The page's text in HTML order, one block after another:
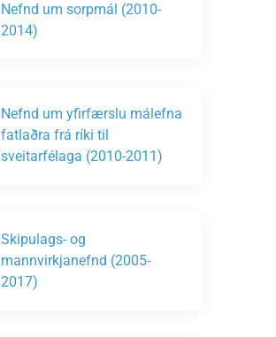
Nefnd um sorpmál (2010-
2014)
Nefnd um yfirfærslu málefna
fatlaðra frá ríki til
sveitarfélaga (2010-2011)
Skipulags- og
mannvirkjanefnd (2005-
2017)